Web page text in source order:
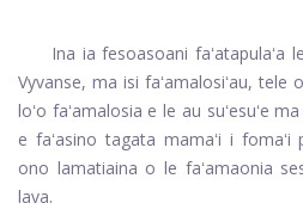
Ina ia fesoasoani faʻatapulaʻa
Vyvanse, ma isi faʻamalosiʻau, tele
loʻo faʻamalosia e le au suʻesuʻe
e faʻasino tagata mamaʻi i
ono lamatiaina o le faʻamaonia
lava.